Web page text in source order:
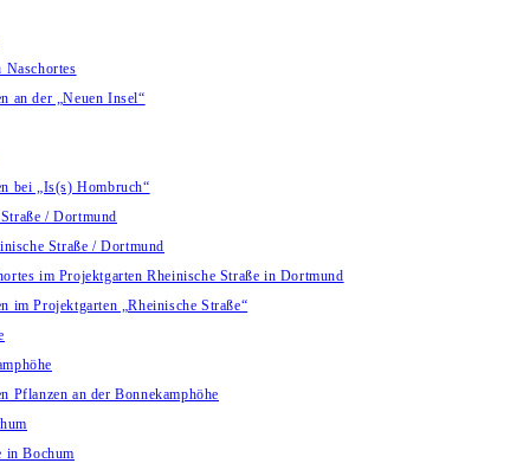
Naschortes
an der „Neuen Insel“
bei „Is(s) Hombruch“
/ Dortmund
Straße / Dortmund
im Projektgarten Rheinische Straße in Dortmund
im Projektgarten „Rheinische Straße“
Pflanzen an der Bonnekamphöhe
in Bochum